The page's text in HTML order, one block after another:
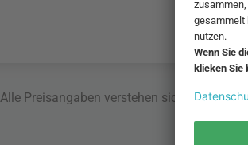
Alle Preisangaben verstehen sich inklusive